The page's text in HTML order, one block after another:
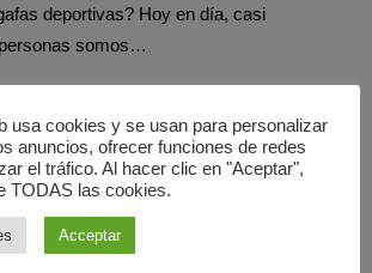
deportivas? Hoy en día, casi
somos…
usa cookies y se usan para personalizar
anuncios, ofrecer funciones de redes
el tráfico. Al hacer clic en "Aceptar",
TODAS las cookies.
Acceptar